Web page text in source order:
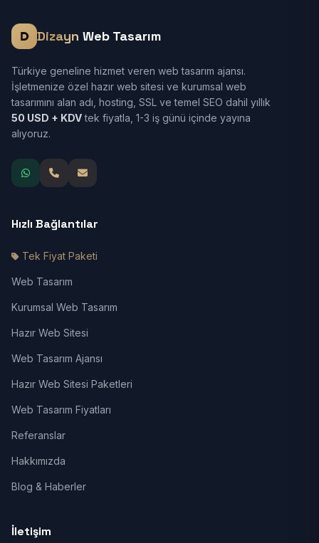
Dizayn Web Tasarım
Türkiye geneline hizmet veren web tasarım ajansı.
İşletmenize özel hazır web sitesi ve kurumsal web
tasarımını alan adı, hosting, SSL ve temel SEO dahil yıllık
50 USD + KDVtek fiyatla, 1-3 iş günü içinde yayına
alıyoruz.
Hızlı Bağlantılar
Tek Fiyat Paketi
Web Tasarım
Kurumsal Web Tasarım
Hazır Web Sitesi
Web Tasarım Ajansı
Hazır Web Sitesi Paketleri
Web Tasarım Fiyatları
Referanslar
Hakkımızda
Blog & Haberler
İletişim